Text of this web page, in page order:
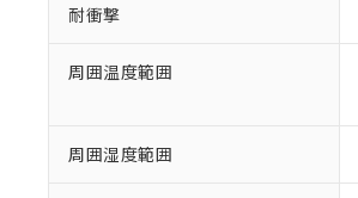
耐衝撃
周囲温度範囲
周囲湿度範囲